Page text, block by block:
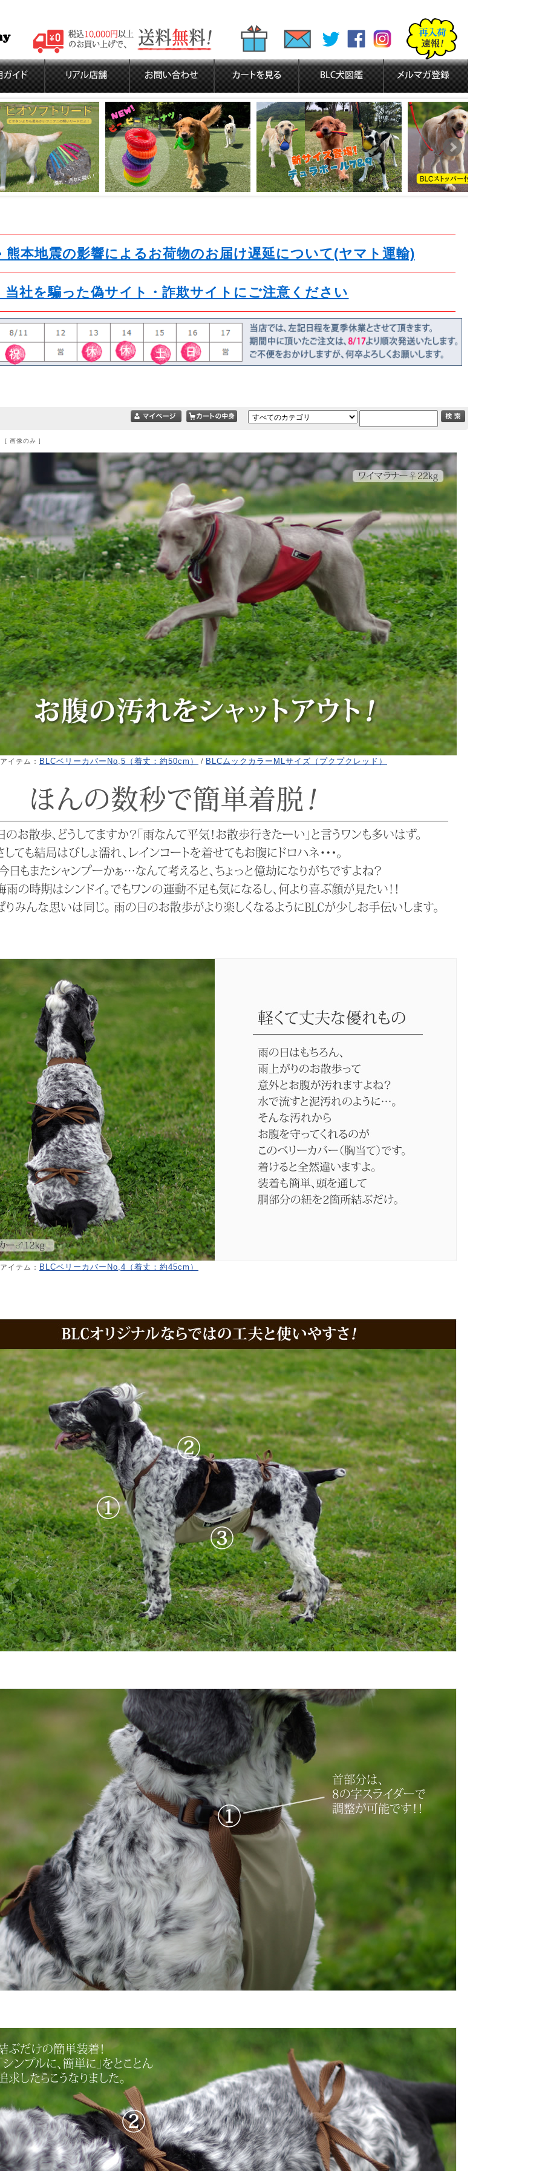
本地震の影響によるお荷物のお届け遅延について(ヤマト運輸)
当社を騙った偽サイト・詐欺サイトにご注意ください
[ 画像のみ ]
イテム： BLCベリーカバーNo,5（着丈：約50cm） / BLCムックカラーMLサイズ（プクプクレッド）
イテム： BLCベリーカバーNo,4（着丈：約45cm）